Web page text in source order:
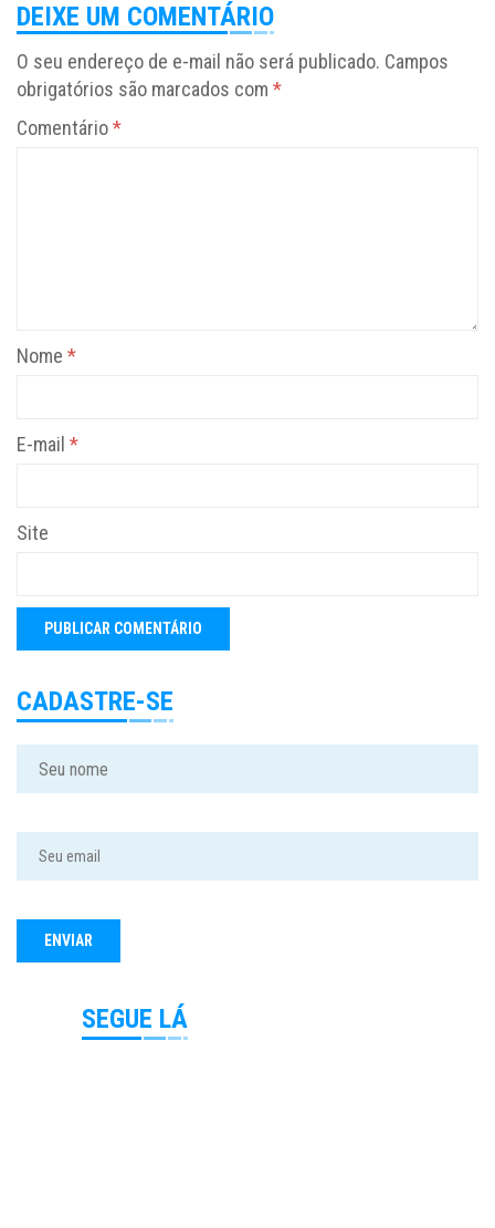
DEIXE UM COMENTÁRIO
O seu endereço de e-mail não será publicado. Campos
obrigatórios são marcados com *
Comentário*
Nome *
E-mail *
Site
CADASTRE-SE
SEGUE LÁ